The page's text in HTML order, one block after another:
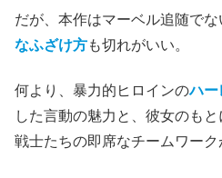
だが、本作はマーベル追随でな
なふざけ方も切れがいい。
何より、暴力的ヒロインのハー
した言動の魅力と、彼女のも
戦士たちの即席なチームワーク